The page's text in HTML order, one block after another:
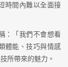
時間內難以全面接
：「我們不會想看
體能、技巧與情感
所帶來的魅力。